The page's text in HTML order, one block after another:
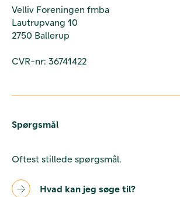
Velliv Foreningen fmba
Lautrupvang 10
2750 Ballerup
CVR-nr: 36741422
Spørgsmål
Oftest stillede spørgsmål.
Hvad kan jeg søge til?